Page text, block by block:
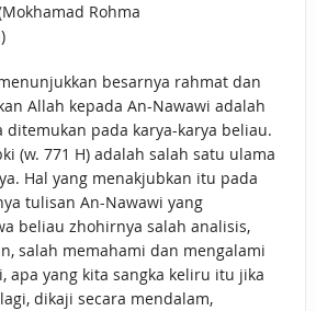
Rohma
besarnya rahmat dan
Allah kepada An-Nawawi adalah
ditemukan pada karya-karya beliau.
(w. 771 H) adalah salah satu ulama
Hal yang menakjubkan itu pada
tulisan An-Nawawi yang
beliau zhohirnya salah analisis,
salah memahami dan mengalami
apa yang kita sangka keliru itu jika
dikaji secara mendalam,